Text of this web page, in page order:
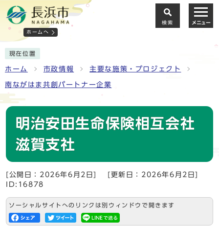
ホームへ
検索 メニュー
現在位置
ホーム 市政情報 主要な施策・プロジェクト
南ながはま共創パートナー企業
明治安田生命保険相互会社
滋賀支社
[公開日：2026年6月2日]
[更新日：2026年6月2日]
ID:16878
ソーシャルサイトへのリンクは別ウィンドウで開きます